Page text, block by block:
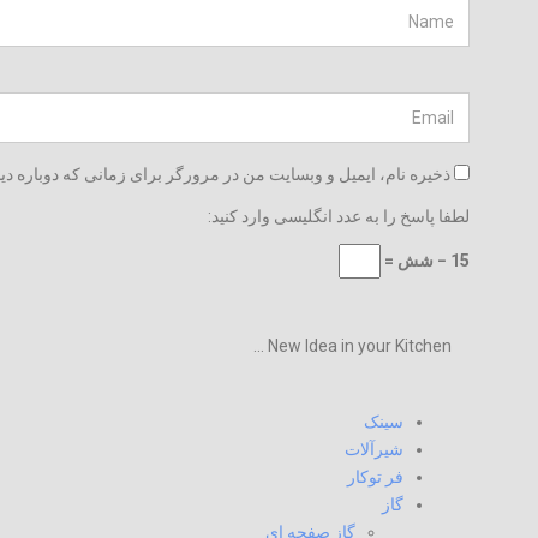
ذخیره نام، ایمیل و وبسایت من در مرورگر برای زمانی که دوباره
لطفا پاسخ را به عدد انگلیسی وارد کنید:
15 − شش =
New Idea in your Kitchen ...
سینک
شیرآلات
فر توکار
گاز
گاز صفحه ای